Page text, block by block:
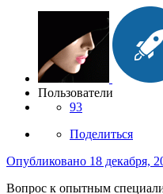
Пользователи
93
Поделиться
Опубликовано 18 декабря,
Вопрос к опытным